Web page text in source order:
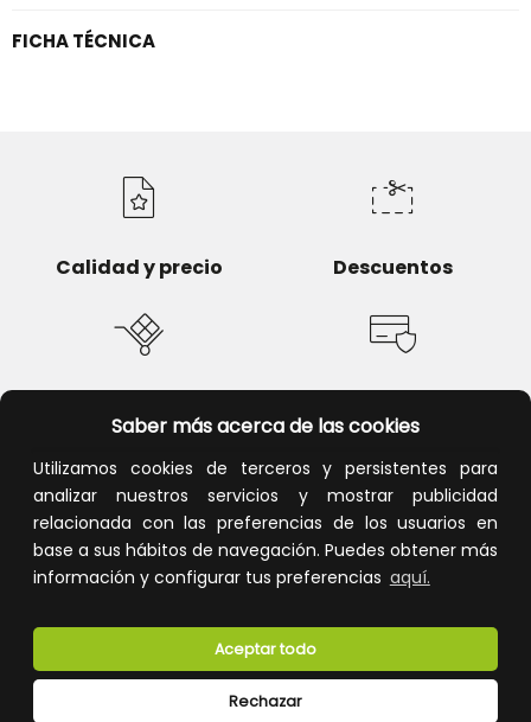
Saber más acerca de las cookies
Utilizamos cookies de terceros y persistentes para
analizar nuestros servicios y mostrar publicidad
relacionada con las preferencias de los usuarios en
base a sus hábitos de navegación. Puedes obtener más
información y configurar tus preferencias aquí.
Rechazar
Aceptar todo
FICHA TÉCNICA
Calidad y precio Descuentos
Atención al cliente